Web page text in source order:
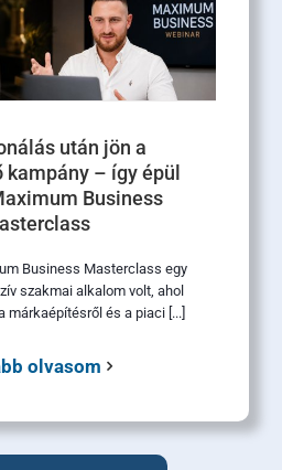
után jön a
– így épül
Business
Business Masterclass egy
szakmai alkalom volt, ahol
márkaépítésről és a piaci [...]
olvasom